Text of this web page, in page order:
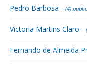
Pedro Barbosa - (4)
Victoria Martins Claro -
Fernando de Almeida